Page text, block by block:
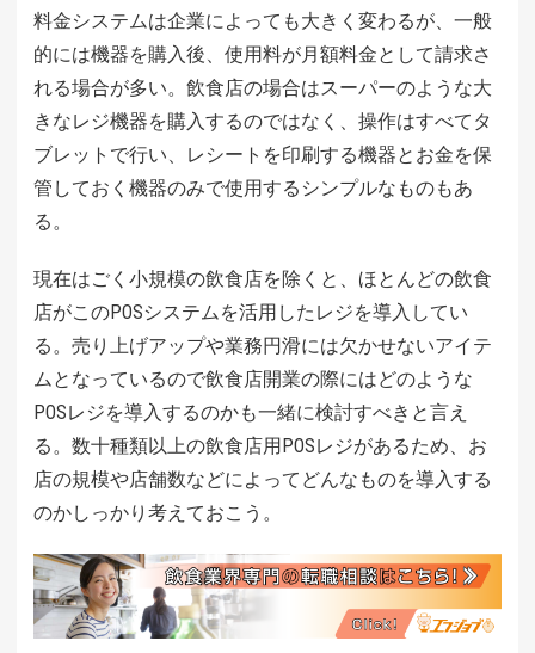
料金システムは企業によっても大きく変わるが、一般
的には機器を購入後、使用料が月額料金として請求さ
れる場合が多い。飲食店の場合はスーパーのような大
きなレジ機器を購入するのではなく、操作はすべてタ
ブレットで行い、レシートを印刷する機器とお金を保
管しておく機器のみで使用するシンプルなものもあ
る。
現在はごく小規模の飲食店を除くと、ほとんどの飲食
店がこのPOSシステムを活用したレジを導入してい
る。売り上げアップや業務円滑には欠かせないアイテ
ムとなっているので飲食店開業の際にはどのような
POSレジを導入するのかも一緒に検討すべきと言え
る。数十種類以上の飲食店用POSレジがあるため、お
店の規模や店舗数などによってどんなものを導入する
のかしっかり考えておこう。